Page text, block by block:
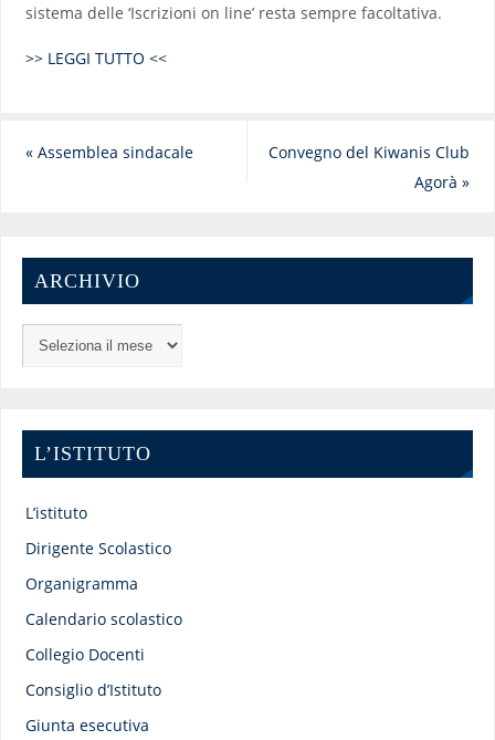
sistema delle ‘Iscrizioni on line’ resta sempre facoltativa.
>> LEGGI TUTTO <<
«Assemblea sindacale
Convegno del Kiwanis Club
Agorà»
ARCHIVIO
L’ISTITUTO
L’istituto
Dirigente Scolastico
Organigramma
Calendario scolastico
Collegio Docenti
Consiglio d’Istituto
Giunta esecutiva